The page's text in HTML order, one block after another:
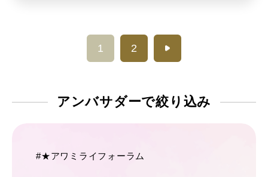
1 2
アンバサダーで絞り込み
#★アワミライフォーラム